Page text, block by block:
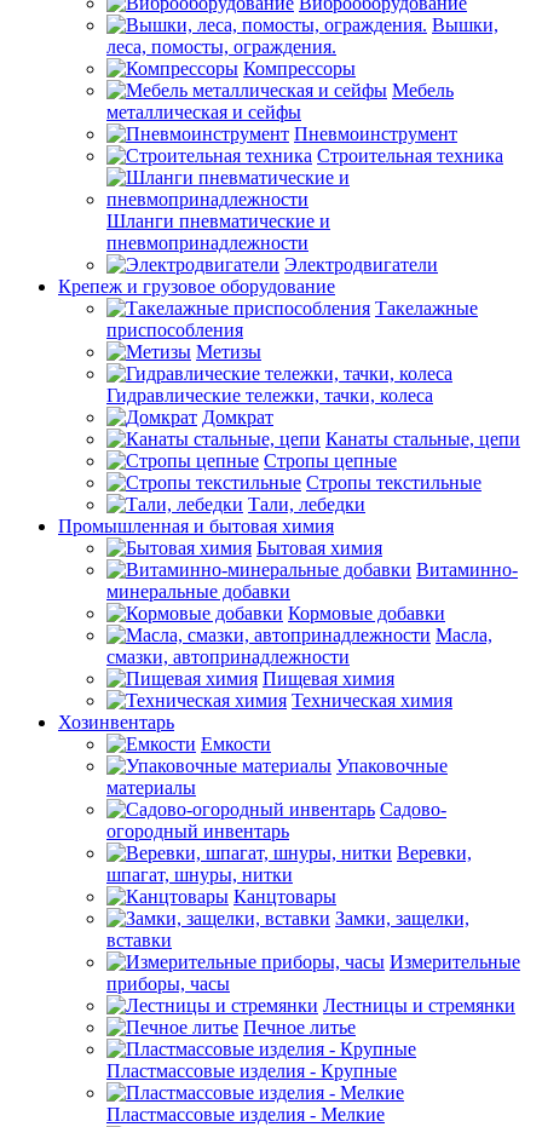
Вышки,
леса, помосты, ограждения.
Компрессоры
Мебель
металлическая и сейфы
Пневмоинструмент
Строительная техника
Шланги пневматические и
пневмопринадлежности
Электродвигатели
Крепеж и грузовое оборудование
Такелажные
приспособления
Метизы
Гидравлические тележки, тачки, колеса
Домкрат
Канаты стальные, цепи
Стропы цепные
Стропы текстильные
Тали, лебедки
Промышленная и бытовая химия
Бытовая химия
Витаминно-
минеральные добавки
Кормовые добавки
Масла,
смазки, автопринадлежности
Пищевая химия
Техническая химия
Хозинвентарь
Емкости
Упаковочные
материалы
Садово-
огородный инвентарь
Веревки,
шпагат, шнуры, нитки
Канцтовары
Замки, защелки,
вставки
Измерительные
приборы, часы
Лестницы и стремянки
Печное литье
Пластмассовые изделия - Крупные
Пластмассовые изделия - Мелкие